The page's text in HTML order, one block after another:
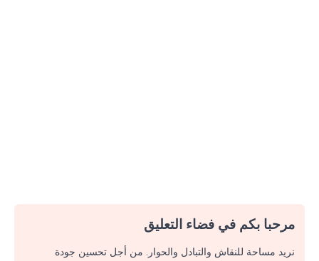
مرحبا بكم في فضاء التعليق
نريد مساحة للنقاش والتبادل والحوار. من أجل تحسين جودة